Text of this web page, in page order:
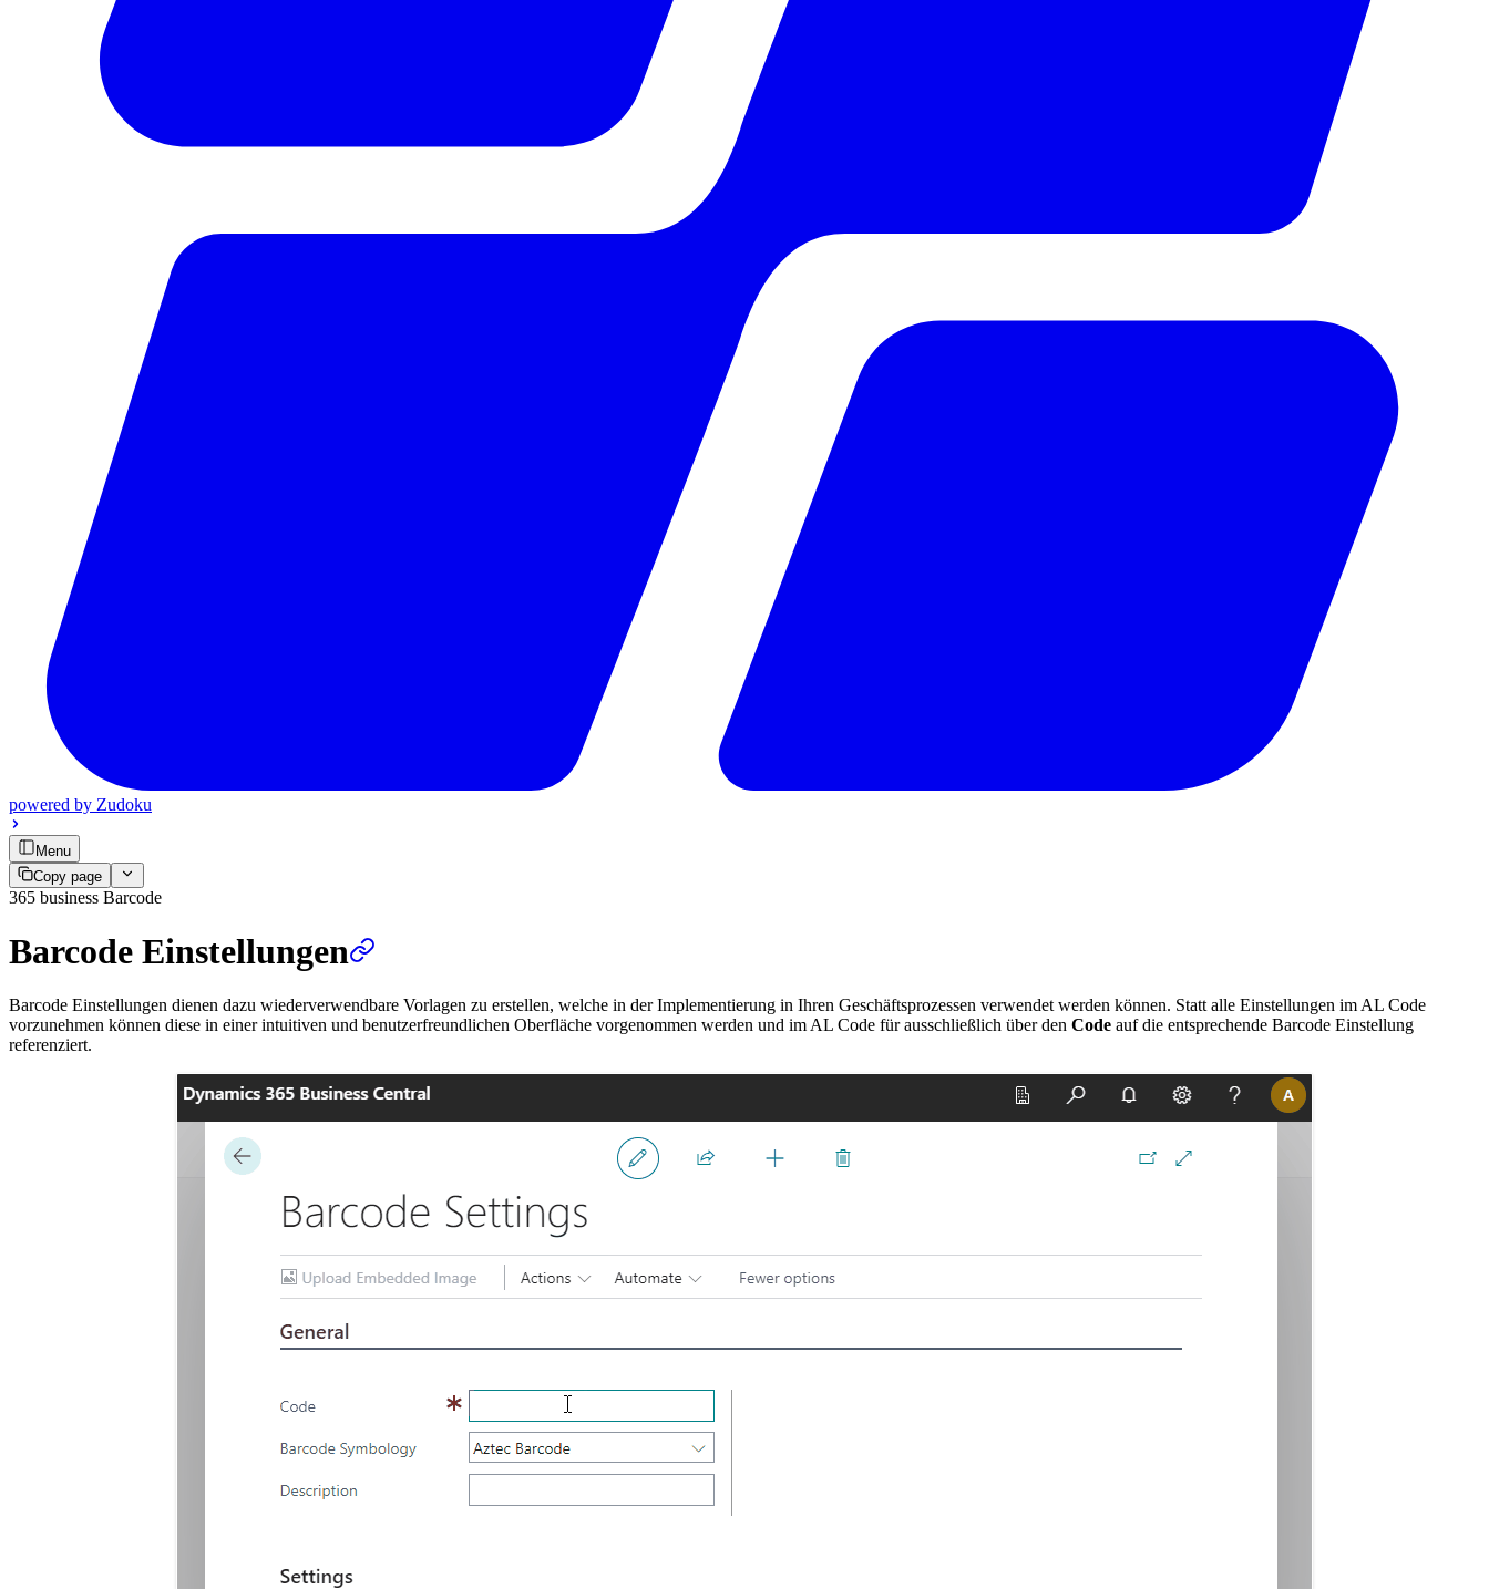
powered by Zudoku
Menu
Copy page
365 business Barcode
Barcode Einstellungen
Barcode Einstellungen dienen dazu wiederverwendbare Vorlagen zu erstellen, welche in der Implementierung in Ihren Geschäftsprozessen verwendet werden können. Statt alle Einstellungen im AL Code
vorzunehmen können diese in einer intuitiven und benutzerfreundlichen Oberfläche vorgenommen werden und im AL Code für ausschließlich über den Code auf die entsprechende Barcode Einstellung
referenziert.